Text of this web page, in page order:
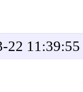
22 11:39:55